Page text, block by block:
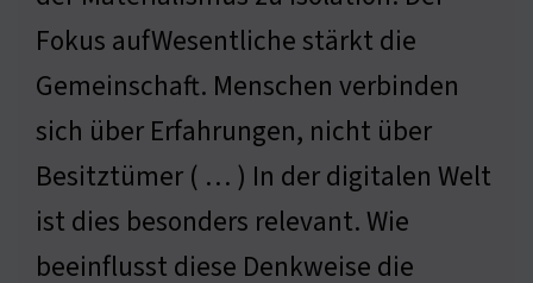
Fokus aufWesentliche stärkt die
Gemeinschaft. Menschen verbinden
sich über Erfahrungen, nicht über
Besitztümer ( … ) In der digitalen Welt
ist dies besonders relevant. Wie
beeinflusst diese Denkweise die